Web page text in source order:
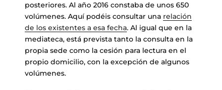
posteriores. Al año 2016 constaba de unos 650
volúmenes. Aquí podéis consultar una relación
de los existentes a esa fecha. Al igual que en la
mediateca, está prevista tanto la consulta en la
propia sede como la cesión para lectura en el
propio domicilio, con la excepción de algunos
volúmenes.